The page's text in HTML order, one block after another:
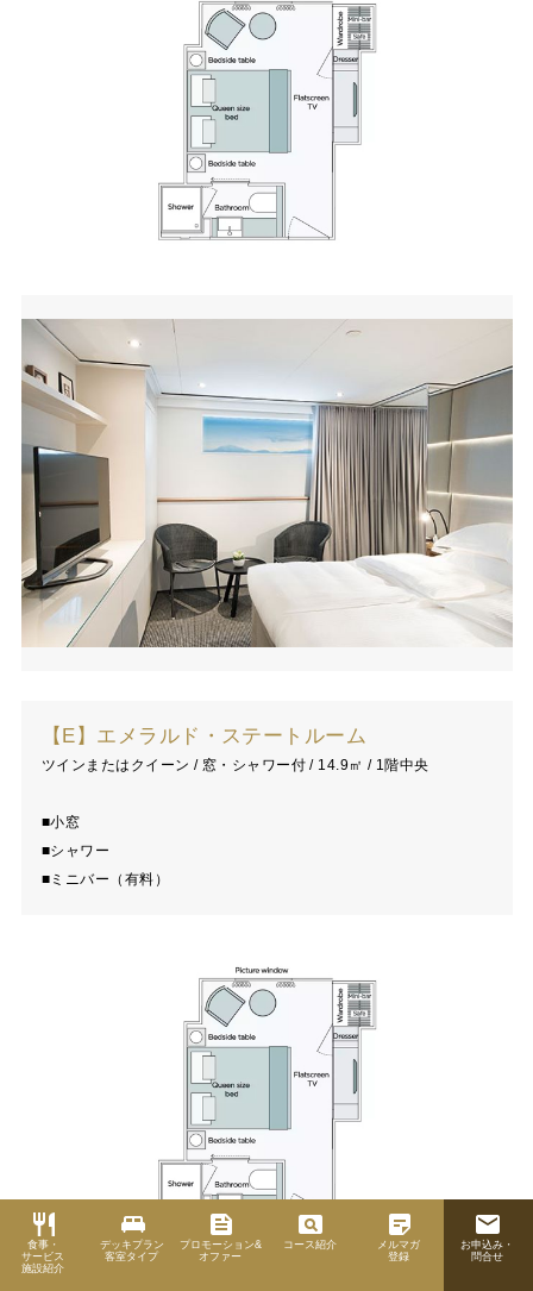
restaurant
食事・
サービス
施設紹介
king_bed
デッキプラン
客室タイプ
feed
プロモーション&
オファー
pageview
コース紹介
sticky_note_2
メルマガ
登録
email
お申込み・
問合せ
【E】エメラルド・ステートルーム
ツインまたはクイーン / 窓・シャワー付 / 14.9㎡ / 1階中央
■小窓
■シャワー
■ミニバー（有料）